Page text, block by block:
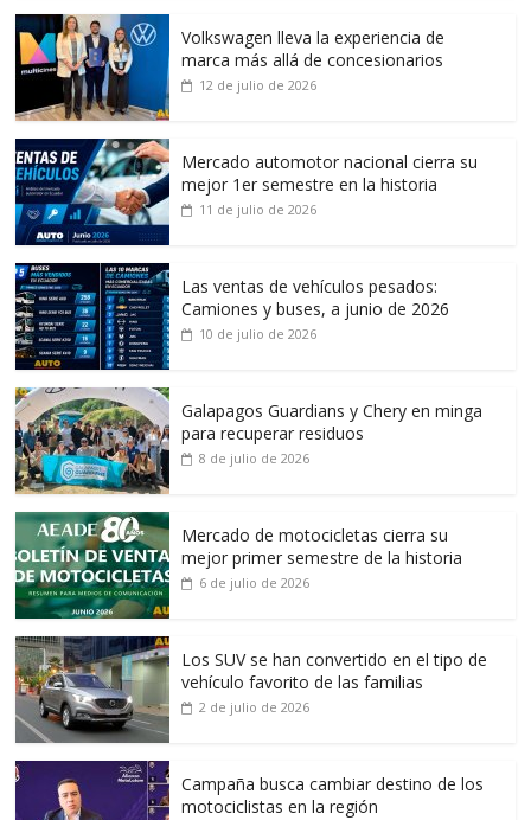
Volkswagen lleva la experiencia de
marca más allá de concesionarios
12 de julio de 2026
Mercado automotor nacional cierra su
mejor 1er semestre en la historia
11 de julio de 2026
Las ventas de vehículos pesados:
Camiones y buses, a junio de 2026
10 de julio de 2026
Galapagos Guardians y Chery en minga
para recuperar residuos
8 de julio de 2026
Mercado de motocicletas cierra su
mejor primer semestre de la historia
6 de julio de 2026
Los SUV se han convertido en el tipo de
vehículo favorito de las familias
2 de julio de 2026
Campaña busca cambiar destino de los
motociclistas en la región